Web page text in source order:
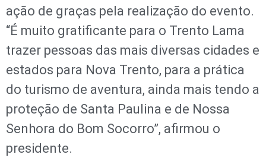
ação de graças pela realização do evento.
“É muito gratificante para o Trento Lama
trazer pessoas das mais diversas cidades e
estados para Nova Trento, para a prática
do turismo de aventura, ainda mais tendo a
proteção de Santa Paulina e de Nossa
Senhora do Bom Socorro”, afirmou o
presidente.